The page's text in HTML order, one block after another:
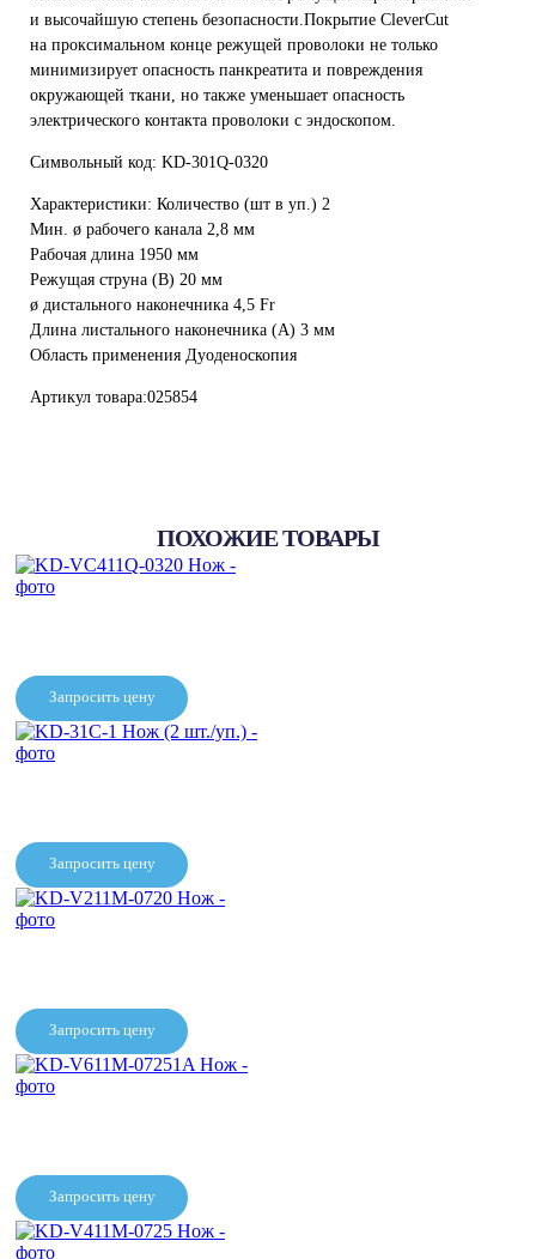
и высочайшую степень безопасности.Покрытие CleverCut
на проксимальном конце режущей проволоки не только
минимизирует опасность панкреатита и повреждения
окружающей ткани, но также уменьшает опасность
электрического контакта проволоки с эндоскопом.
Символьный код: KD-301Q-0320
Характеристики: Количество (шт в уп.) 2
Мин. ø рабочего канала 2,8 мм
Рабочая длина 1950 мм
Режущая струна (В) 20 мм
ø дистального наконечника 4,5 Fr
Длина листального наконечника (А) 3 мм
Область применения Дуоденоскопия
Артикул товара:025854
ПОХОЖИЕ ТОВАРЫ
KD-VC411Q-0320 Нож
Запросить цену
KD-31C-1 Нож (2 шт./уп.)
Запросить цену
Запросить цену
Запросить цену